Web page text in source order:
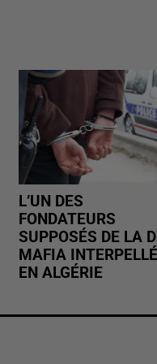
L’UN DES
FONDATEURS
SUPPOSÉS DE LA
MAFIA INTERPELLÉ
EN ALGÉRIE